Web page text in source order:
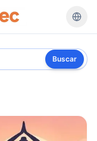
Buscar